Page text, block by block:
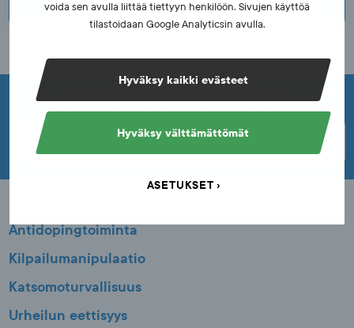
voida sen avulla liittää tiettyyn henkilöön. Sivujen käyttöä
tilastoidaan Google Analyticsin avulla.
Hyväksy kaikki evästeet
Hyväksy välttämättömät
ASETUKSET
ETKÖ LÖYTÄNYT ETSIMÄÄSI?
Antidopingtoiminta
Kilpailumanipulaatio
Katsomoturvallisuus
Urheilun eettisyys